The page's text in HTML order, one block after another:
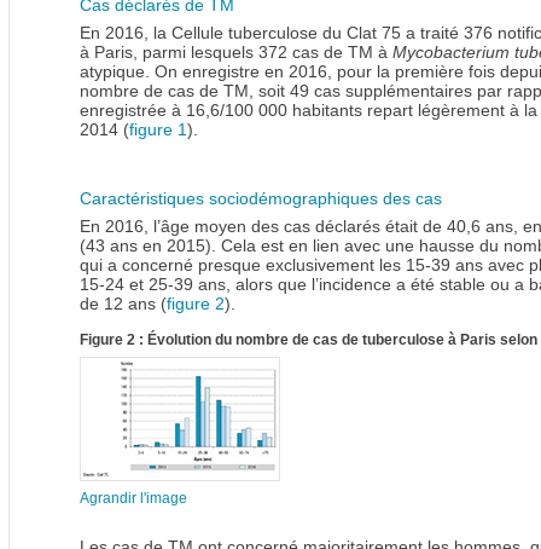
Cas déclarés de TM
En 2016, la Cellule tuberculose du Clat 75 a traité 376
à Paris, parmi lesquels 372 cas de TM à Mycobacterium
atypique. On enregistre en 2016, pour la première fois
nombre de cas de TM, soit 49 cas supplémentaires par
enregistrée à 16,6/100 000 habitants repart légèrement à
2014 (figure 1).
Caractéristiques sociodémographiques des cas
En 2016, l’âge moyen des cas déclarés était de 40,6 ans,
(43 ans en 2015). Cela est en lien avec une hausse du
qui a concerné presque exclusivement les 15-39 ans avec
15-24 et 25-39 ans, alors que l’incidence a été stable ou a
de 12 ans (figure 2).
Figure 2 : Évolution du nombre de cas de tuberculose à Paris selon
Agrandir l'image